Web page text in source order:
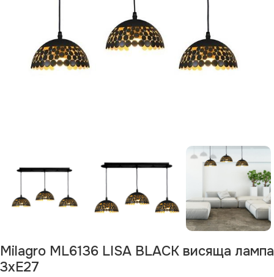
Milagro ML6136 LISA BLACK висяща лампа
3xE27